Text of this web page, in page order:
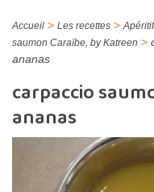
Accueil > Les recettes >
saumon Caraïbe, by Katreen >
ananas
carpaccio
ananas